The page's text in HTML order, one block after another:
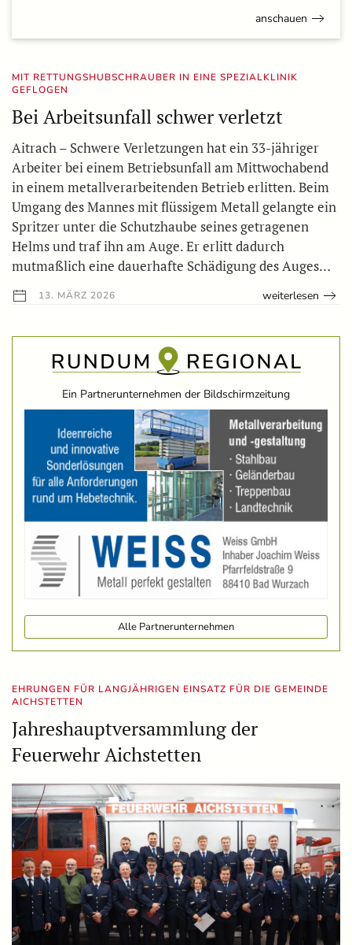
anschauen
MIT RETTUNGSHUBSCHRAUBER IN EINE SPEZIALKLINIK
GEFLOGEN
Bei Arbeitsunfall schwer verletzt
Aitrach – Schwere Verletzungen hat ein 33-jähriger
Arbeiter bei einem Betriebsunfall am Mittwochabend
in einem metallverarbeitenden Betrieb erlitten. Beim
Umgang des Mannes mit flüssigem Metall gelangte ein
Spritzer unter die Schutzhaube seines getragenen
Helms und traf ihn am Auge. Er erlitt dadurch
mutmaßlich eine dauerhafte Schädigung des Auges…
13. MÄRZ 2026 weiterlesen
Ein Partnerunternehmen der Bildschirmzeitung
Alle Partnerunternehmen
EHRUNGEN FÜR LANGJÄHRIGEN EINSATZ FÜR DIE GEMEINDE
AICHSTETTEN
Jahreshauptversammlung der
Feuerwehr Aichstetten